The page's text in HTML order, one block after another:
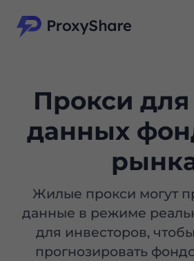
Прокси
данных
Жилые прокси могут
данные в режиме
для инвесторов,
прогнозировать